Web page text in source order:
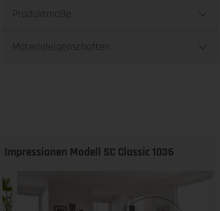
Produktmaße
Materialeigenschaften
Impressionen Modell SC Classic 1036